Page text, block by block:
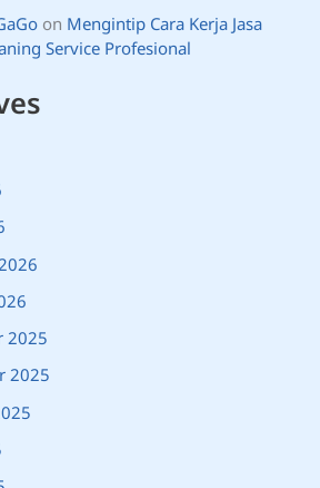
on Mengintip Cara Kerja Jasa
Service Profesional
2025
2025